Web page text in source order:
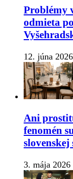
Problémy
odmieta
12. júna 2026
Ani
fenomén
slovenskej
3. mája 2026